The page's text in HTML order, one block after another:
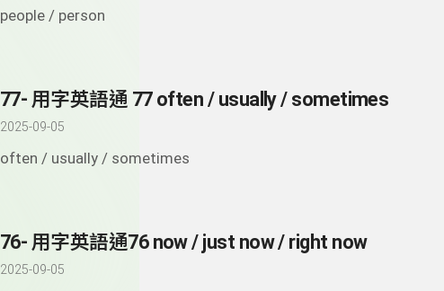
people / person
77- 用字英語通 77 often / usually / sometimes
2025-09-05
often / usually / sometimes
76- 用字英語通76 now / just now / right now
2025-09-05